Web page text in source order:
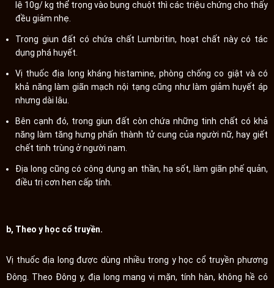
lệ 10g/ kg thể trọng vào bụng chuột thì các triệu chứng cho thấy
đều giảm nhẹ.
Trong giun đất có chứa chất Lumbritin, hoạt chất này có tác
dụng phá huyết.
Vị thuốc địa long kháng histamine, phòng chống co giật và có
khả năng làm giãn mạch nội tạng cũng như làm giảm huyết áp
nhưng dài lâu.
Bên cạnh đó, trong giun đất còn chứa những tinh chất có khả
năng làm tăng hưng phấn thành tử cung của người nữ, hay giết
chết tinh trùng ở người nam.
Địa long cũng có công dụng an thần, hạ sốt, làm giãn phế quản,
điều trị cơn hen cấp tính.
b, Theo y học cổ truyền.
Vị thuốc địa long được dùng nhiều trong y học cổ truyền phương
Đông. Theo Đông y, địa long mang vị mặn, tính hàn, không hề có